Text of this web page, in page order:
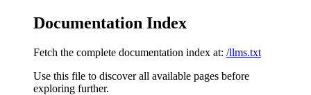
Documentation Index
Fetch the complete documentation index at: /llms.txt
Use this file to discover all available pages before
exploring further.